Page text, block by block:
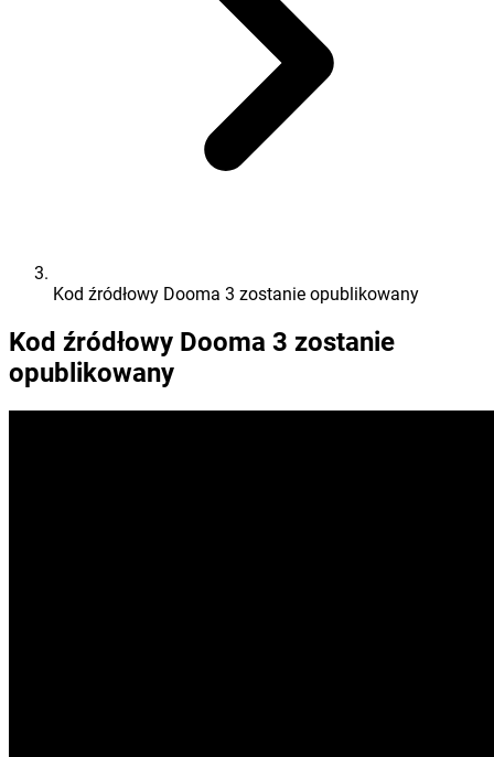
Kod źródłowy Dooma 3 zostanie opublikowany
Kod źródłowy Dooma 3 zostanie
opublikowany